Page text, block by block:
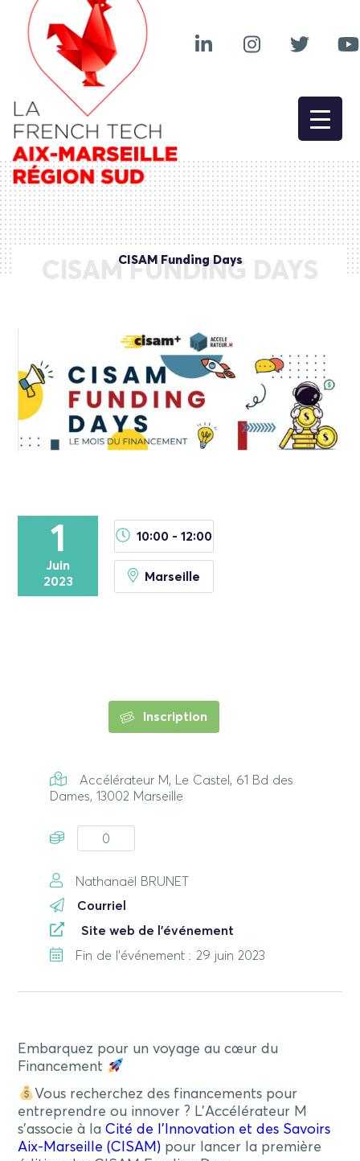
CISAM FUNDING DAYS
CISAM Funding Days
1
Juin
2023
10:00 - 12:00
Marseille
Inscription
Accélérateur M, Le Castel, 61 Bd des
Dames, 13002 Marseille
0
Nathanaël BRUNET
Courriel
Site web de l'événement
Fin de l'événement : 29 juin 2023
Embarquez pour un voyage au cœur du
Financement
Vous recherchez des financements pour
entreprendre ou innover ? L’Accélérateur M
s’associe à laCité de l’Innovation et des Savoirs
Aix-Marseille (CISAM) pour lancer la première